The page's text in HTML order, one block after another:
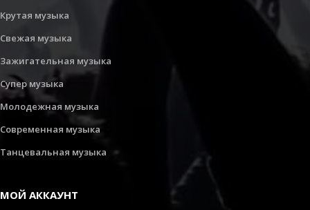
Крутая музыка
Свежая музыка
Зажигательная музыка
Супер музыка
Молодежная музыка
Современная музыка
Танцевальная музыка
МОЙ АККАУНТ